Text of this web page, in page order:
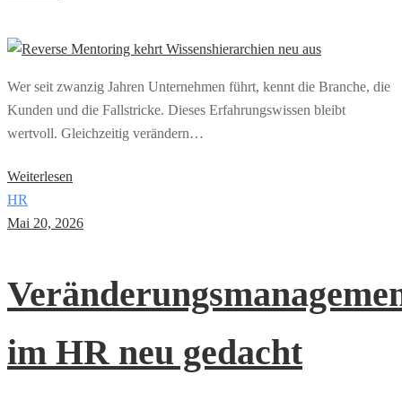
Wer seit zwanzig Jahren Unternehmen führt, kennt die Branche, die
Kunden und die Fallstricke. Dieses Erfahrungswissen bleibt
wertvoll. Gleichzeitig verändern…
Weiterlesen
HR
Mai 20, 2026
im HR neu gedacht